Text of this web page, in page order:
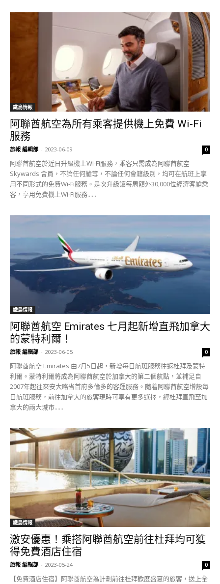
鐵鳥情報
阿聯酋航空為所有乘客提供機上免費 Wi-Fi
服務
旅報 編輯部 - 2023-06-09 0
阿聯酋航空於近日升級機上Wi-Fi服務，乘客只需成為阿聯酋航空
Skywards 會員，不論任何艙等，不論任何會籍級別，均可在航班上享
用不同形式的免費Wi-Fi服務。是次升級讓每周額外30,000位經濟客艙乘
客，享用免費機上Wi-Fi服務......
鐵鳥情報
阿聯酋航空 Emirates 七月起新增直飛加拿大
的蒙特利爾！
旅報 編輯部 - 2023-06-05 0
阿聯酋航空 Emirates 由7月5日起，新增每日航班服務往返杜拜及蒙特
利爾。蒙特利爾將成為阿聯酋航空於加拿大的第二個航點，並補足自
2007年起往來安大略省首府多倫多的客運服務。隨着阿聯酋航空增設每
日航班服務，前往加拿大的旅客現時可享有更多選擇，經杜拜直飛至加
拿大的兩大城市......
鐵鳥情報
激安優惠！乘搭阿聯酋航空前往杜拜均可獲
得免費酒店住宿
旅報 編輯部 - 2023-05-24 0
【免費酒店住宿】阿聯酋航空為計劃前往杜拜歡度盛夏的旅客，送上全